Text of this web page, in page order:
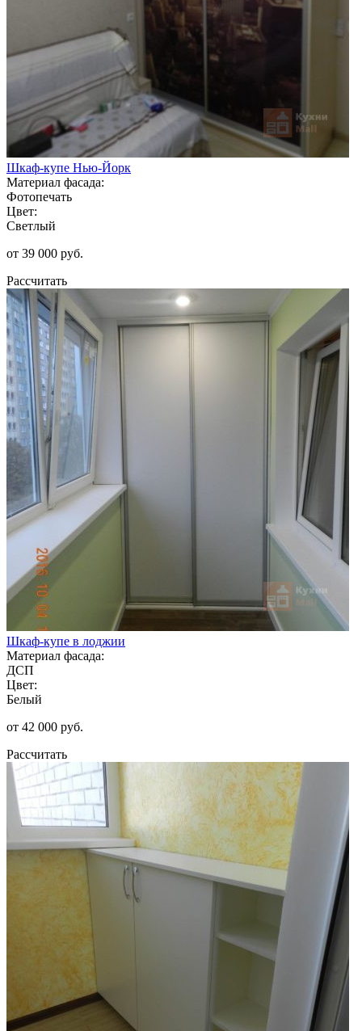
Шкаф-купе Нью-Йорк
Материал фасада:
Фотопечать
Цвет:
Светлый
от 39 000 руб.
Рассчитать
Шкаф-купе в лоджии
Материал фасада:
ДСП
Цвет:
Белый
от 42 000 руб.
Рассчитать